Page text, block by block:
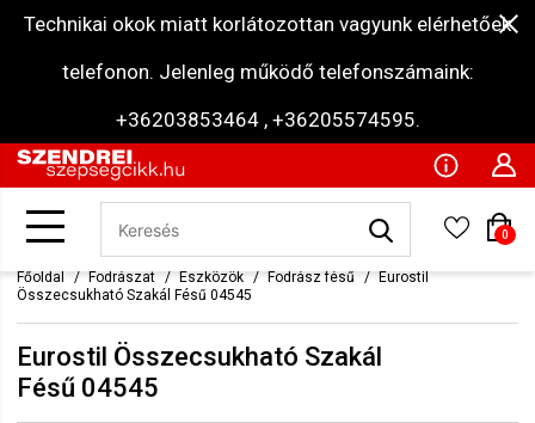
Technikai okok miatt korlátozottan vagyunk elérhetőek
telefonon. Jelenleg működő telefonszámaink:
+36203853464 , +36205574595.
0
Főoldal Fodrászat Eszközök Fodrász fésű
Eurostil
Összecsukható Szakál Fésű 04545
Eurostil Összecsukható Szakál
Fésű 04545